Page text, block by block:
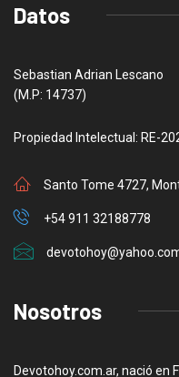
Datos
Sebastian Adrian Lescano
(M.P: 14737)
Propiedad Intelectual: RE-
Santo Tome 4727,
+54 911 32188778
Nosotros
Devotohoy.com.ar, nació en